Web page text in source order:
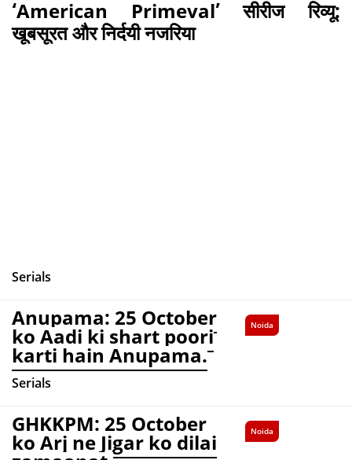
‘American Primeval’ सीरीज रिव्यू:
खूबसूरत और निर्दयी नजरिया
Serials
Anupama: 25 October
ko Aadi ki shart poori
karti hain Anupama.
Serials
Noida
GHKKPM: 25 October
ko Arj ne Jigar ko dilai
Noida